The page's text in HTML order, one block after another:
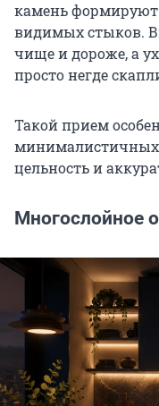
камень формируют
видимых стыков.
чище и дороже, а
просто негде
Такой прием
минималистичных
цельность и
Многослойное